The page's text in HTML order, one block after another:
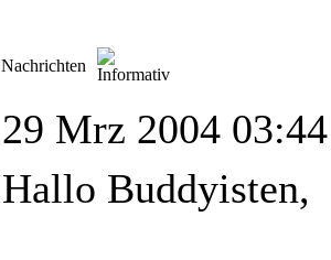
Nachrichten
29 Mrz 2004 03:44
Hallo Buddyisten,